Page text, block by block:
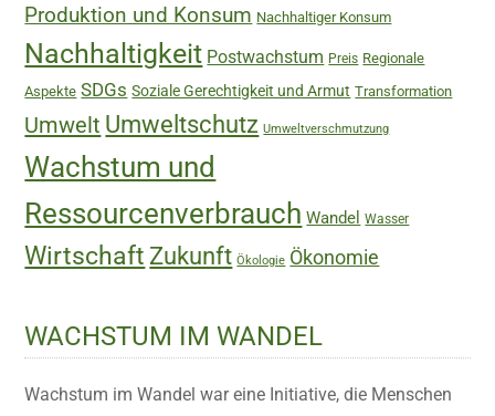
Produktion und Konsum Nachhaltiger Konsum
Nachhaltigkeit Postwachstum Preis Regionale
Aspekte SDGs Soziale Gerechtigkeit und Armut Transformation
Umwelt Umweltschutz Umweltverschmutzung
Wachstum und
Ressourcenverbrauch Wandel Wasser
Wirtschaft Zukunft Ökologie Ökonomie
WACHSTUM IM WANDEL
Wachstum im Wandel war eine Initiative, die Menschen